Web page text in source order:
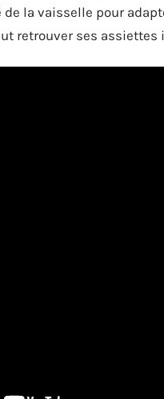
la vaisselle pour
retrouver ses assiettes